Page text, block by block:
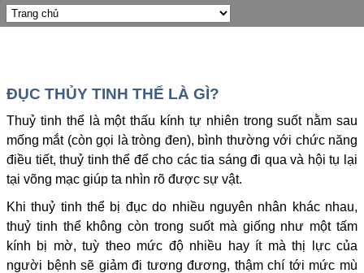
ĐỤC THỦY TINH THỂ LÀ GÌ?
Thuỷ tinh thể là một thấu kính tự nhiên trong suốt nằm sau
mống mắt (còn gọi là tròng đen), bình thường với chức năng
điều tiết, thuỷ tinh thể để cho các tia sáng đi qua và hội tụ lại
tại võng mạc giúp ta nhìn rõ được sự vật.
Khi thuỷ tinh thể bị đục do nhiều nguyên nhân khác nhau,
thuỷ tinh thể không còn trong suốt mà giống như một tấm
kính bị mờ, tuỳ theo mức độ nhiều hay ít mà thị lực của
người bệnh sẽ giảm đi tương đương, thậm chí tới mức mù